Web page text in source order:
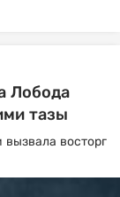
Лобода
тазы
восторг